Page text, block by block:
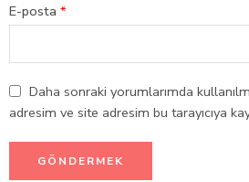
E-posta *
Daha sonraki yorumlarımda
adresim ve site adresim bu tarayıcıya